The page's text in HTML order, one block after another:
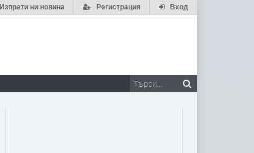
Вход
Регистрация
Изпрати ни новина